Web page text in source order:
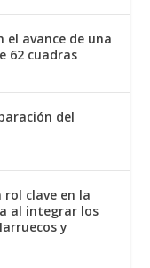
el avance de una
62 cuadras
del
rol clave en la
al integrar los
y